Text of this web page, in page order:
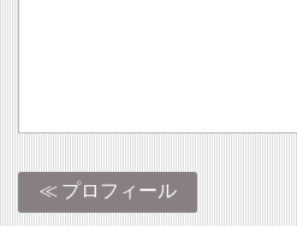
プロフィール